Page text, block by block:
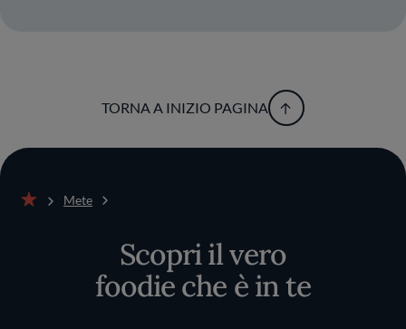
TORNA A INIZIO PAGINA
Mete
Scopri il vero
foodie che è in te